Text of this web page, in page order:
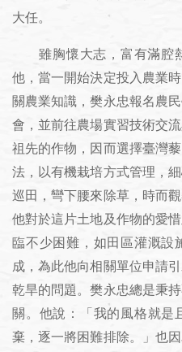
大任。
雖胸懷大志，富有滿腔
他，當一開始決定投入農業
關農業知識，樊永忠報名農
會，並前往農場實習技術交
祖先的作物，因而選擇臺灣
法，以有機栽培方式管理，
巡田，彎下腰來除草，時而
他對於這片土地及作物的愛
臨不少困難，如田區灌溉設
成，為此他向相關單位申請
乾旱的問題。樊永忠總是秉
關。他說：「我的風格就是
棄，逐一將困難排除。」也